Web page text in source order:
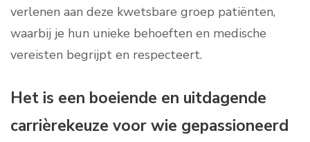
verlenen aan deze kwetsbare groep patiënten,
waarbij je hun unieke behoeften en medische
vereisten begrijpt en respecteert.
Het is een boeiende en uitdagende
carrièrekeuze voor wie gepassioneerd